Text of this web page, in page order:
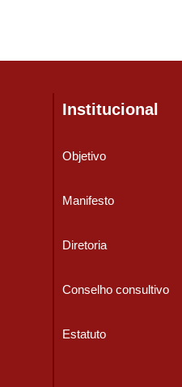
Institucional
Objetivo
Manifesto
Diretoria
Conselho consultivo
Estatuto